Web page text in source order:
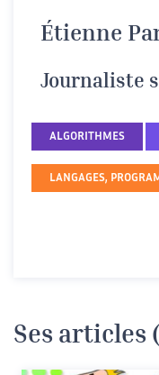
Étienne
Journaliste
ALGORITHMES
LANGAGES,
Ses articles